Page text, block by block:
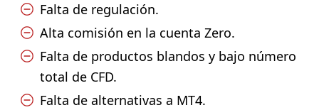
Falta de regulación.
Alta comisión en la cuenta Zero.
Falta de productos blandos y bajo número
total de CFD.
Falta de alternativas a MT4.